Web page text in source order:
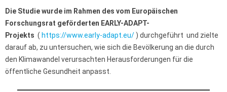
Die Studie wurde im Rahmen des vom Europäischen
Forschungsrat geförderten EARLY-ADAPT-
Projekts ( https://www.early-adapt.eu/ ) durchgeführt und zielte
darauf ab, zu untersuchen, wie sich die Bevölkerung an die durch
den Klimawandel verursachten Herausforderungen für die
öffentliche Gesundheit anpasst.